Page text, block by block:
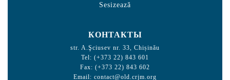
Sesizează
КОНТАКТЫ
str. A.Şciusev nr. 33, Chișinău
Tel: (+373 22) 843 601
Fax: (+373 22) 843 602
Email: contact@old.crjm.org